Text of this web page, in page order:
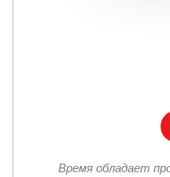
Время обладает